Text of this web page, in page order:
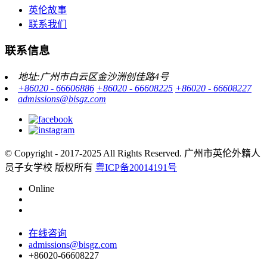
英伦故事
联系我们
联系信息
地址:广州市白云区金沙洲创佳路4号
+86020 - 66606886 +86020 - 66608225 +86020 - 66608227
admissions@bisgz.com
© Copyright - 2017-2025 All Rights Reserved. 广州市英伦外籍人
员子女学校 版权所有 粤ICP备20014191号
Online
在线咨询
admissions@bisgz.com
+86020-66608227